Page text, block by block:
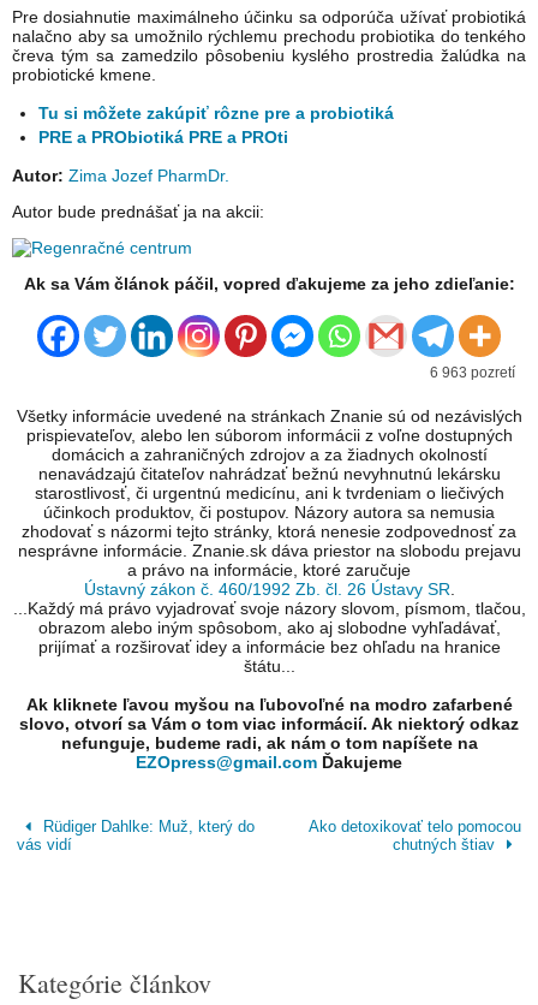
Pre dosiahnutie maximálneho účinku sa odporúča užívať probiotiká
nalačno aby sa umožnilo rýchlemu prechodu probiotika do tenkého
čreva tým sa zamedzilo pôsobeniu kyslého prostredia žalúdka na
probiotické kmene.
Tu si môžete zakúpiť rôzne pre a probiotiká
PRE a PRObiotiká PRE a PROti
Autor: Zima Jozef PharmDr.
Autor bude prednášať ja na akcii:
Ak sa Vám článok páčil, vopred ďakujeme za jeho zdieľanie:
6 963 pozretí
Všetky informácie uvedené na stránkach Znanie sú od nezávislých
prispievateľov, alebo len súborom informácii z voľne dostupných
domácich a zahraničných zdrojov a za žiadnych okolností
nenavádzajú čitateľov nahrádzať bežnú nevyhnutnú lekársku
starostlivosť, či urgentnú medicínu, ani k tvrdeniam o liečivých
účinkoch produktov, či postupov. Názory autora sa nemusia
zhodovať s názormi tejto stránky, ktorá nenesie zodpovednosť za
nesprávne informácie. Znanie.sk dáva priestor na slobodu prejavu
a právo na informácie, ktoré zaručuje
Ústavný zákon č. 460/1992 Zb. čl. 26 Ústavy SR
...Každý má právo vyjadrovať svoje názory slovom, písmom, tlačou,
obrazom alebo iným spôsobom, ako aj slobodne vyhľadávať,
prijímať a rozširovať idey a informácie bez ohľadu na hranice
štátu...
Ak kliknete ľavou myšou na ľubovoľné na modro zafarbené
slovo, otvorí sa Vám o tom viac informácií. Ak niektorý odkaz
nefunguje, budeme radi, ak nám o tom napíšete na
EZOpress@gmail.com Ďakujeme
Rüdiger Dahlke: Muž, který do
vás vidí
Ako detoxikovať telo pomocou
chutných štiav
Kategórie článkov